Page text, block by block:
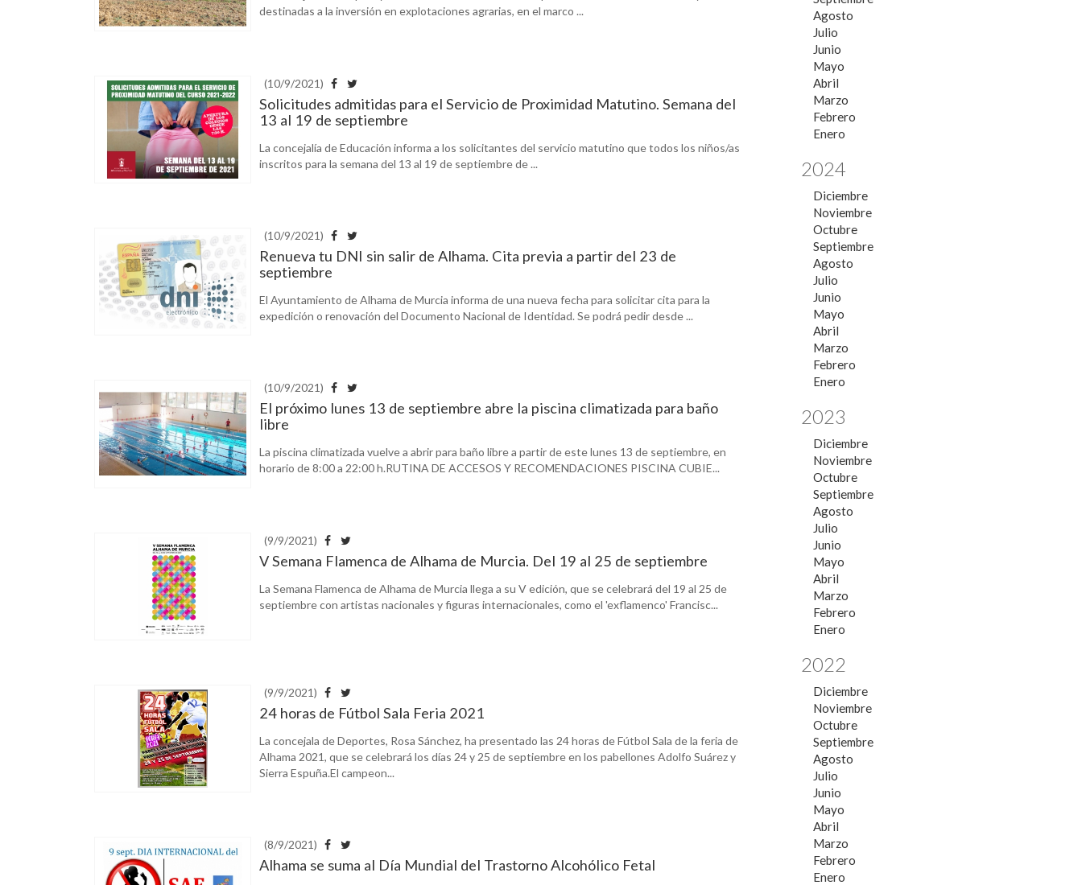
destinadas a la inversión en explotaciones agrarias, en el marco ...
(10/9/2021)
Solicitudes admitidas para el Servicio de Proximidad Matutino. Semana del
13 al 19 de septiembre
La concejalía de Educación informa a los solicitantes del servicio matutino que todos los niños/as
inscritos para la semana del 13 al 19 de septiembre de ...
(10/9/2021)
Renueva tu DNI sin salir de Alhama. Cita previa a partir del 23 de
septiembre
El Ayuntamiento de Alhama de Murcia informa de una nueva fecha para solicitar cita para la
expedición o renovación del Documento Nacional de Identidad. Se podrá pedir desde ...
(10/9/2021)
El próximo lunes 13 de septiembre abre la piscina climatizada para baño
libre
La piscina climatizada vuelve a abrir para baño libre a partir de este lunes 13 de septiembre, en
horario de 8:00 a 22:00 h.RUTINA DE ACCESOS Y RECOMENDACIONES PISCINA CUBIE...
(9/9/2021)
V Semana Flamenca de Alhama de Murcia. Del 19 al 25 de septiembre
La Semana Flamenca de Alhama de Murcia llega a su V edición, que se celebrará del 19 al 25 de
septiembre con artistas nacionales y figuras internacionales, como el 'exflamenco' Francisc...
(9/9/2021)
24 horas de Fútbol Sala Feria 2021
La concejala de Deportes, Rosa Sánchez, ha presentado las 24 horas de Fútbol Sala de la feria de
Alhama 2021, que se celebrará los días 24 y 25 de septiembre en los pabellones Adolfo Suárez y
Sierra Espuña.El campeon...
(8/9/2021)
Alhama se suma al Día Mundial del Trastorno Alcohólico Fetal
Agosto
Julio
Junio
Mayo
Abril
Marzo
Febrero
Enero
2024
Diciembre
Noviembre
Octubre
Septiembre
Agosto
Julio
Junio
Mayo
Abril
Marzo
Febrero
Enero
2023
Diciembre
Noviembre
Octubre
Septiembre
Agosto
Julio
Junio
Mayo
Abril
Marzo
Febrero
Enero
2022
Diciembre
Noviembre
Octubre
Septiembre
Agosto
Julio
Junio
Mayo
Abril
Marzo
Febrero
Enero